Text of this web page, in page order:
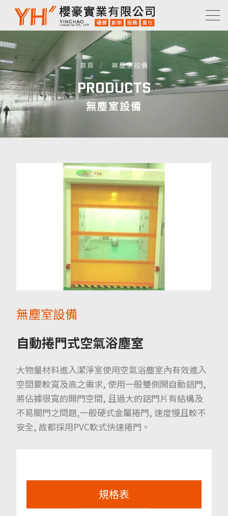
首頁 無塵室設備
無塵室設備
PRODUCTS
無塵室設備
自動捲門式空氣浴塵室
大物量材料進入潔淨室使用空氣浴塵室內有效進入
空間要較寬及高之需求, 使用一般雙側開自動鋁門,
將佔據很寬的開門空間, 且過大的鋁門片有結構及
不易關門之問題,一般硬式金屬捲門, 速度慢且較不
安全, 故都採用PVC軟式快速捲門。
規格表